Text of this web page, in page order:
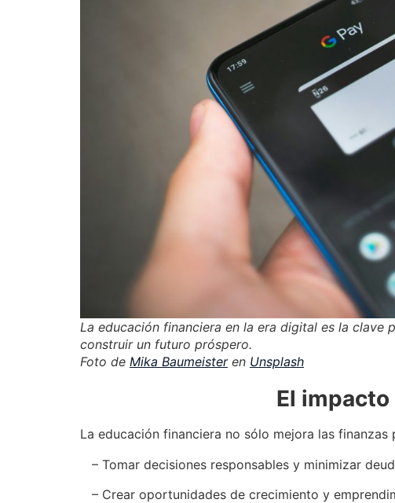
La educación financiera en la era digital es la
construir un futuro próspero.
Foto de Mika Baumeisteren Unsplash
El
La educación financiera no sólo mejora las
– Tomar decisiones responsables y minimizar
– Crear oportunidades de crecimiento y